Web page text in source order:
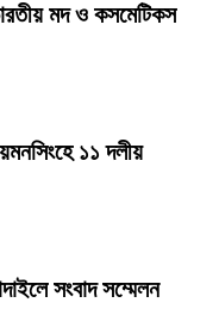
মদ ও কসমেটিকস
১১ দলীয়
সংবাদ সম্মেলন